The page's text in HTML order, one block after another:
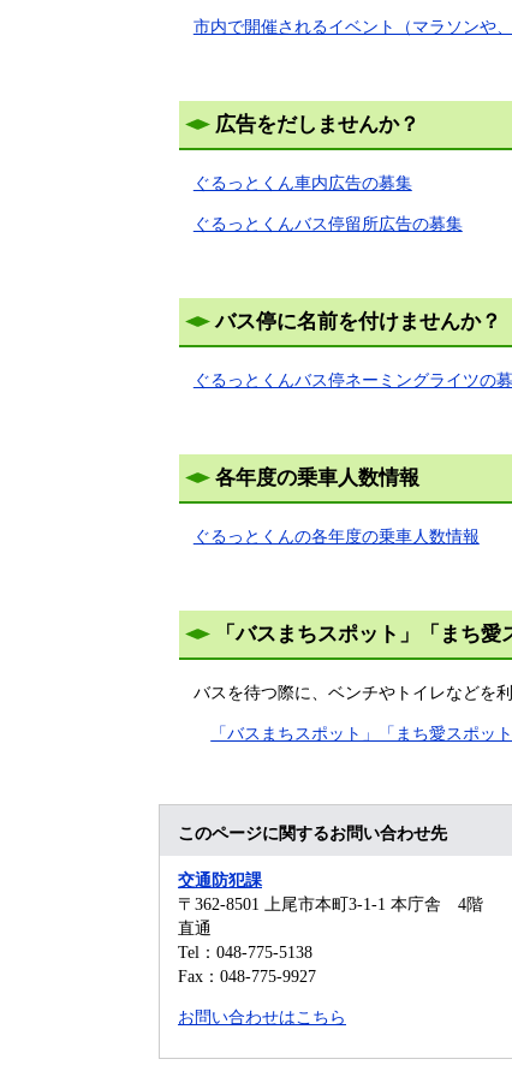
市内で開催されるイベント（マラソンや
広告をだしませんか？
ぐるっとくん車内広告の募集
ぐるっとくんバス停留所広告の募集
バス停に名前を付けませんか？
ぐるっとくんバス停ネーミングライツの
各年度の乗車人数情報
ぐるっとくんの各年度の乗車人数情報
「バスまちスポット」「まち
バスを待つ際に、ベンチやトイレなどを
「バスまちスポット」「まち愛スポッ
このページに関するお問い合わせ先
交通防犯課
〒362-8501
上尾市本町3-1-1 本庁舎 4階
直通
Tel：048-775-5138
Fax：048-775-9927
お問い合わせはこちら